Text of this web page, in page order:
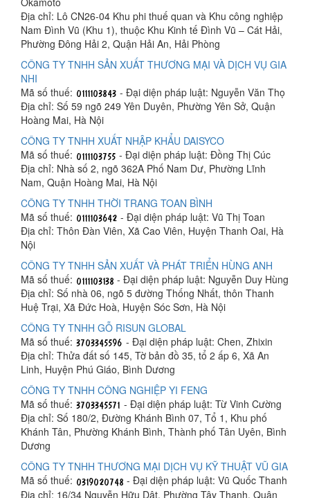
Địa chỉ: Lô CN26-04 Khu phi thuế quan và Khu công nghiệp
Nam Đình Vũ (Khu 1), thuộc Khu Kinh tế Đình Vũ – Cát Hải,
Phường Đông Hải 2, Quận Hải An, Hải Phòng
CÔNG TY TNHH SẢN XUẤT THƯƠNG MẠI VÀ DỊCH VỤ GIA
NHI
Mã số thuế:
- Đại diện pháp luật: Nguyễn Văn Thọ
Địa chỉ: Số 59 ngõ 249 Yên Duyên, Phường Yên Sở, Quận
Hoàng Mai, Hà Nội
CÔNG TY TNHH XUẤT NHẬP KHẨU DAISYCO
Mã số thuế:
- Đại diện pháp luật: Đồng Thị Cúc
Địa chỉ: Nhà số 2, ngõ 362A Phố Nam Dư, Phường Lĩnh
Nam, Quận Hoàng Mai, Hà Nội
CÔNG TY TNHH THỜI TRANG TOAN BÌNH
Mã số thuế:
- Đại diện pháp luật: Vũ Thị Toan
Địa chỉ: Thôn Đàn Viên, Xã Cao Viên, Huyện Thanh Oai, Hà
Nội
CÔNG TY TNHH SẢN XUẤT VÀ PHÁT TRIỂN HÙNG ANH
Mã số thuế:
- Đại diện pháp luật: Nguyễn Duy Hùng
Địa chỉ: Số nhà 06, ngõ 5 đường Thống Nhất, thôn Thanh
Huệ Trại, Xã Đức Hoà, Huyện Sóc Sơn, Hà Nội
CÔNG TY TNHH GỖ RISUN GLOBAL
Mã số thuế:
- Đại diện pháp luật: Chen, Zhixin
Địa chỉ: Thửa đất số 145, Tờ bản đồ 35, tổ 2 ấp 6, Xã An
Linh, Huyện Phú Giáo, Bình Dương
CÔNG TY TNHH CÔNG NGHIỆP YI FENG
Mã số thuế:
- Đại diện pháp luật: Từ Vinh Cường
Địa chỉ: Số 180/2, Đường Khánh Bình 07, Tổ 1, Khu phố
Khánh Tân, Phường Khánh Bình, Thành phố Tân Uyên, Bình
Dương
CÔNG TY TNHH THƯƠNG MẠI DỊCH VỤ KỸ THUẬT VŨ GIA
Mã số thuế:
- Đại diện pháp luật: Vũ Quốc Thanh
Địa chỉ: 16/34 Nguyễn Hữu Dật, Phường Tây Thạnh, Quận